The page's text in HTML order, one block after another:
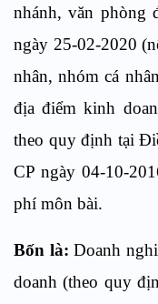
nhánh, văn phòng
ngày 25-02-2020
nhân, nhóm cá
địa điểm kinh
theo quy định tại
CP ngày 04-10-
phí môn bài.
Bốn là: Doanh
doanh (theo quy